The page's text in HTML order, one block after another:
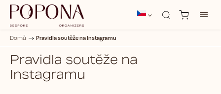
Domů / Pravidla soutěže na Instagramu
Pravidla soutěže na
Instagramu